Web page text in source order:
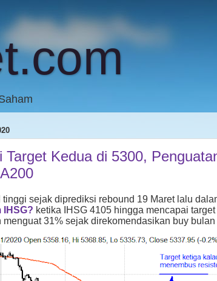
Target Kedua di 5300,
tinggi sejak diprediksi rebound 19 Maret lalu
IHSG? ketika IHSG 4105 hingga mencapai
menguat 31% sejak direkomendasikan buy bulan